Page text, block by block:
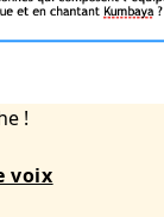
!
voix